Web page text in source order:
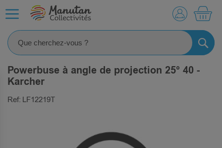
Powerbuse à angle de projection 25° 40 -
Karcher
Ref: LF12219T